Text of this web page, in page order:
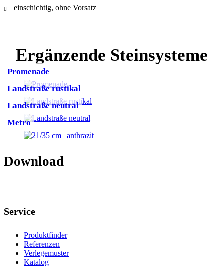
einschichtig, ohne Vorsatz
Ergänzende Steinsysteme
Promenade
Landstraße rustikal
Landstraße neutral
Metro
Download
Service
Produktfinder
Referenzen
Verlegemuster
Katalog